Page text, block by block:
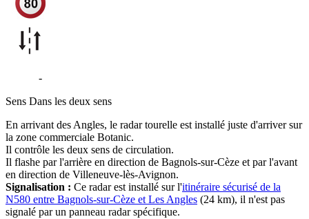
-
Sens Dans les deux sens
En arrivant des Angles, le radar tourelle est installé juste d'arriver sur
la zone commerciale Botanic.
Il contrôle les deux sens de circulation.
Il flashe par l'arrière en direction de Bagnols-sur-Cèze et par l'avant
en direction de Villeneuve-lès-Avignon.
Signalisation : Ce radar est installé sur l'itinéraire sécurisé de la
N580 entre Bagnols-sur-Cèze et Les Angles (24 km), il n'est pas
signalé par un panneau radar spécifique.